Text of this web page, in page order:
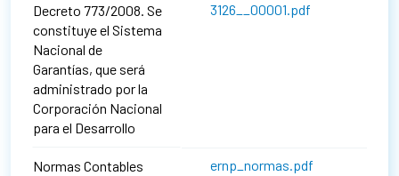
Decreto 773/2008. Se
constituye el Sistema
Nacional de
Garantías, que será
administrado por la
Corporación Nacional
para el Desarrollo
3126__00001.pdf
Normas Contables
ernp_normas.pdf